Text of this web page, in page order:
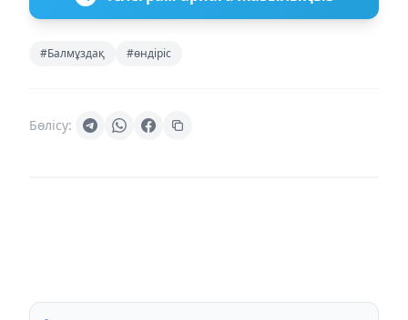
#Балмұздақ #өндіріс
Бөлісу: